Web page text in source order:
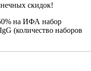
скидок!
на ИФА набор
(количество наборов